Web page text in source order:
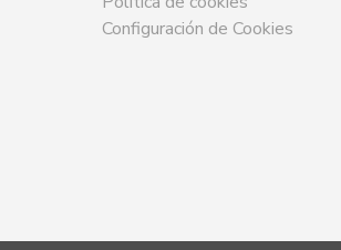
Configuración de Cookies